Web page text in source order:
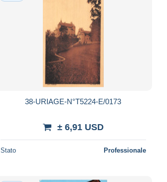
38-URIAGE-N°T5224-E/0173
± 6,91 USD
Stato Professionale